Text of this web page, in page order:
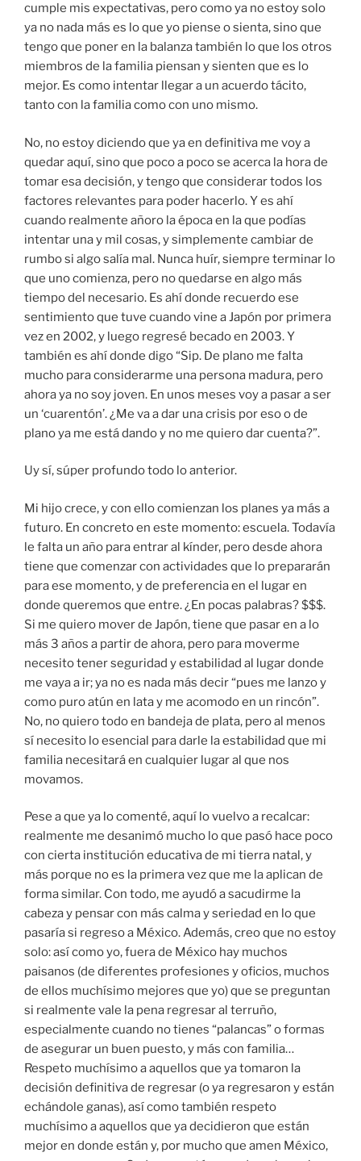
cumple mis expectativas, pero como ya no estoy solo
ya no nada más es lo que yo piense o sienta, sino que
tengo que poner en la balanza también lo que los otros
miembros de la familia piensan y sienten que es lo
mejor. Es como intentar llegar a un acuerdo tácito,
tanto con la familia como con uno mismo.
No, no estoy diciendo que ya en definitiva me voy a
quedar aquí, sino que poco a poco se acerca la hora de
tomar esa decisión, y tengo que considerar todos los
factores relevantes para poder hacerlo. Y es ahí
cuando realmente añoro la época en la que podías
intentar una y mil cosas, y simplemente cambiar de
rumbo si algo salía mal. Nunca huír, siempre terminar lo
que uno comienza, pero no quedarse en algo más
tiempo del necesario. Es ahí donde recuerdo ese
sentimiento que tuve cuando vine a Japón por primera
vez en 2002, y luego regresé becado en 2003. Y
también es ahí donde digo “Sip. De plano me falta
mucho para considerarme una persona madura, pero
ahora ya no soy joven. En unos meses voy a pasar a ser
un ‘cuarentón’. ¿Me va a dar una crisis por eso o de
plano ya me está dando y no me quiero dar cuenta?”.
Uy sí, súper profundo todo lo anterior.
Mi hijo crece, y con ello comienzan los planes ya más a
futuro. En concreto en este momento: escuela. Todavía
le falta un año para entrar al kínder, pero desde ahora
tiene que comenzar con actividades que lo prepararán
para ese momento, y de preferencia en el lugar en
donde queremos que entre. ¿En pocas palabras? $$$.
Si me quiero mover de Japón, tiene que pasar en a lo
más 3 años a partir de ahora, pero para moverme
necesito tener seguridad y estabilidad al lugar donde
me vaya a ir; ya no es nada más decir “pues me lanzo y
como puro atún en lata y me acomodo en un rincón”.
No, no quiero todo en bandeja de plata, pero al menos
sí necesito lo esencial para darle la estabilidad que mi
familia necesitará en cualquier lugar al que nos
movamos.
Pese a que ya lo comenté, aquí lo vuelvo a recalcar:
realmente me desanimó mucho lo que pasó hace poco
con cierta institución educativa de mi tierra natal, y
más porque no es la primera vez que me la aplican de
forma similar. Con todo, me ayudó a sacudirme la
cabeza y pensar con más calma y seriedad en lo que
pasaría si regreso a México. Además, creo que no estoy
solo: así como yo, fuera de México hay muchos
paisanos (de diferentes profesiones y oficios, muchos
de ellos muchísimo mejores que yo) que se preguntan
si realmente vale la pena regresar al terruño,
especialmente cuando no tienes “palancas” o formas
de asegurar un buen puesto, y más con familia…
Respeto muchísimo a aquellos que ya tomaron la
decisión definitiva de regresar (o ya regresaron y están
echándole ganas), así como también respeto
muchísimo a aquellos que ya decidieron que están
mejor en donde están y, por mucho que amen México,